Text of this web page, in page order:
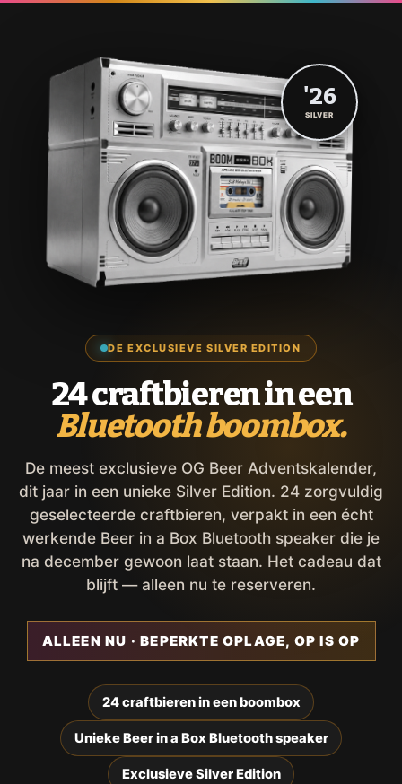
DE EXCLUSIEVE SILVER EDITION
24 craftbieren in een
Bluetooth boombox.
De meest exclusieve OG Beer Adventskalender,
dit jaar in een unieke Silver Edition. 24 zorgvuldig
geselecteerde craftbieren, verpakt in een écht
werkende Beer in a Box Bluetooth speaker die je
na december gewoon laat staan. Het cadeau dat
blijft — alleen nu te reserveren.
ALLEEN NU · BEPERKTE OPLAGE, OP IS OP
24 craftbieren in een boombox
Unieke Beer in a Box Bluetooth speaker
Exclusieve Silver Edition
'26
SILVER